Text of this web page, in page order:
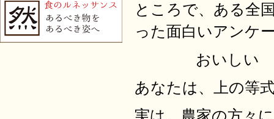
ところで、ある全
った面白いアンケ
おいしい
あなたは、上の等
実は、農家の方々